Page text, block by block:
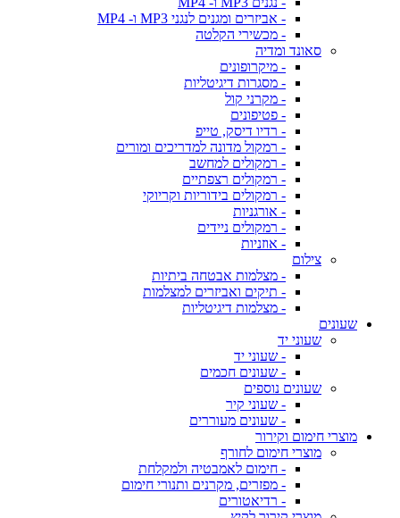
- אביזרים ומגנים לנגני MP3 ו- MP4
- מכשירי הקלטה
סאונד ומדיה
- מיקרופונים
- מסגרות דיגיטליות
- מקרני קול
- פטיפונים
- רדיו דיסק, טייפ
- רמקול מדונה למדריכים ומורים
- רמקולים למחשב
- רמקולים רצפתיים
- רמקולים בידוריות וקריוקי
- אורגניות
- רמקולים ניידים
- אוזניות
צילום
- מצלמות אבטחה ביתיות
- תיקים ואביזרים למצלמות
- מצלמות דיגיטליות
שעונים
שעוני יד
- שעוני יד
- שעונים חכמים
שעונים נוספים
- שעוני קיר
- שעונים מעוררים
מוצרי חימום וקירור
מוצרי חימום לחורף
- חימום לאמבטיה ולמקלחת
- מפזרים, מקרנים ותנורי חימום
- רדיאטורים